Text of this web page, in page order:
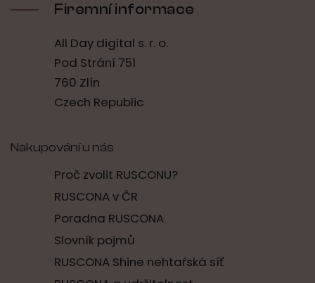
Firemní informace
All Day digital s. r. o.
Pod Strání 751
760 Zlín
Czech Republic
Nakupování u nás
Proč zvolit RUSCONU?
RUSCONA v ČR
Poradna RUSCONA
Slovník pojmů
RUSCONA Shine nehtařská síť